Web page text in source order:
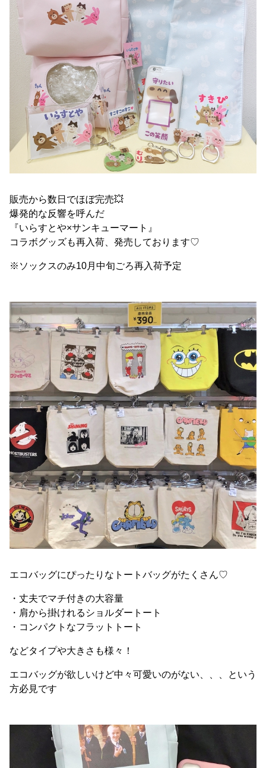
販売から数日でほぼ完売💥
爆発的な反響を呼んだ
『いらすとや×サンキューマート』
コラボグッズも再入荷、発売しております♡
※ソックスのみ10月中旬ごろ再入荷予定
エコバッグにぴったりな トートバッグがたくさん♡
・丈夫でマチ付きの大容量
・ 肩から掛けれるショルダートート
・コンパクトなフラットトート
など タイプや大きさも様々！
エコバッグが欲しいけど中々可愛いのがない、、、という
方必見です